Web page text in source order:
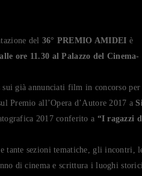
del 36° PREMIO AMIDEI è
ore 11.30 al Palazzo del
già annunciati film in concorso
Premio all’Opera d’Autore 2017 a
2017 conferito a “I ragazzi
tante sezioni tematiche, gli incontri,
di cinema e scrittura i luoghi